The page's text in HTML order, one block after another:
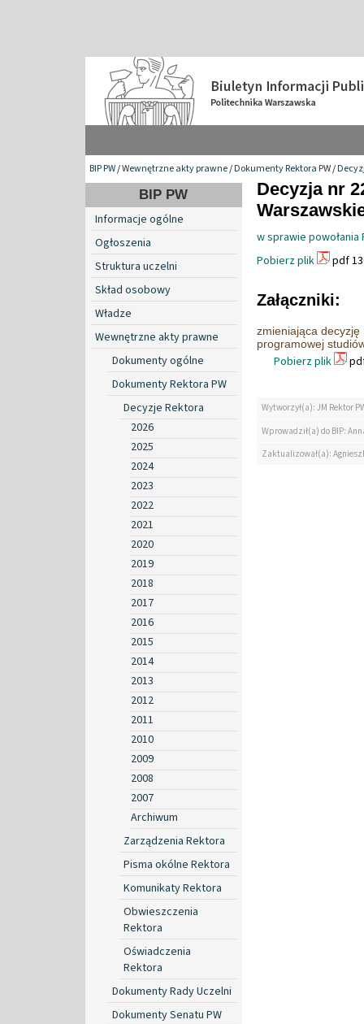
BIP PW/Wewnętrzne akty prawne/Dokumenty Rektora PW/
BIP PW
Informacje ogólne
Ogłoszenia
Struktura uczelni
Skład osobowy
Władze
Wewnętrzne akty prawne
Dokumenty ogólne
Dokumenty Rektora PW
Decyzje Rektora
2026
2025
2024
2023
2022
2021
2020
2019
2018
2017
2016
2015
2014
2013
2012
2011
2010
2009
2008
2007
Archiwum
Zarządzenia Rektora
Pisma okólne Rektora
Komunikaty Rektora
Obwieszczenia
Rektora
Oświadczenia
Rektora
Dokumenty Rady Uczelni
Dokumenty Senatu PW
Decyzja nr
w sprawie
Pobierz plik
pdf
Załączniki:
zmieniająca decyzję
programowej
Pobierz plik
Wytworzył(a): JM Rektor
Wprowadził(a) do BIP:
Zaktualizował(a):